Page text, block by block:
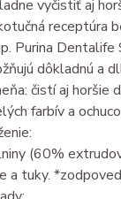
vyčistiť aj
receptúra
Purina
dôkladnú a
čistí aj horšie
farbív a
(60%
a tuky.